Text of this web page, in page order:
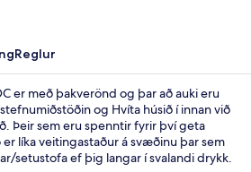
Reglur
er með þakverönd og þar að auki eru
og Hvíta húsið í innan við
Þeir sem eru spenntir fyrir því geta
líka veitingastaður á svæðinu þar sem
setustofa ef þig langar í svalandi drykk.